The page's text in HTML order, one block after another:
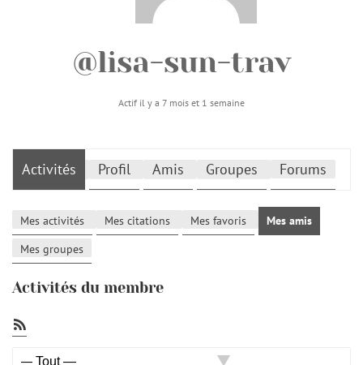
@lisa-sun-trav
Actif il y a 7 mois et 1 semaine
Activités Profil Amis Groupes Forums
Mes activités Mes citations Mes favoris
Mes amis
Mes groupes
Activités du membre